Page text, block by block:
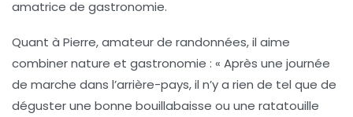
amatrice de gastronomie.
Quant à Pierre, amateur de randonnées, il aime
combiner nature et gastronomie : « Après une journée
de marche dans l’arrière-pays, il n’y a rien de tel que de
déguster une bonne bouillabaisse ou une ratatouille